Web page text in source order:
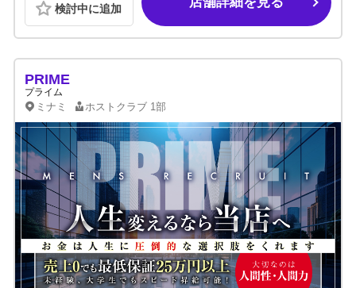
検討中に追加
PRIME
プライム
ミナミ ホストクラブ 1部